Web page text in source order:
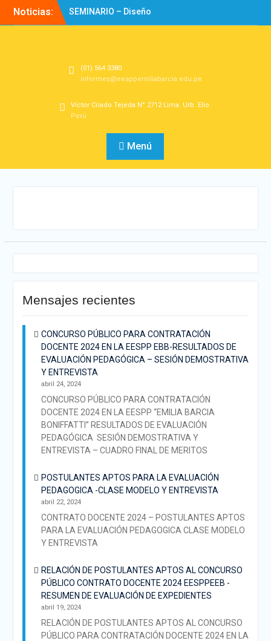
Noticias:
SEMINARIO – Diseño
Experiencias de
(01) 564 3380
informes@eesppemiliabarcia.edu.pe
Víctor Criado Tejeda N° 2712 Lima. Urb. Elio.
Perú
Menú
Mensajes recientes
CONCURSO PÚBLICO PARA CONTRATACIÓN
DOCENTE 2024 EN LA EESPP EBB-RESULTADOS DE
EVALUACIÓN PEDAGÓGICA – SESIÓN DEMOSTRATIVA
Y ENTREVISTA
abril 24, 2024
CONCURSO PÚBLICO PARA CONTRATACIÓN
DOCENTE 2024 EN LA EESPP “EMILIA BARCIA
BONIFFATTI” RESULTADOS DE EVALUACIÓN
PEDAGÓGICA SESIÓN DEMOSTRATIVA Y
ENTREVISTA – CUADRO FINAL DE MERITOS
POSTULANTES APTOS PARA LA EVALUACIÓN
PEDAGOGICA -CLASE MODELO Y ENTREVISTA
abril 22, 2024
CONTRATO DOCENTE 2024 – POSTULANTES APTOS
PARA LA EVALUACIÓN PEDAGOGICA CLASE MODELO
Y ENTREVISTA
RELACIÓN DE POSTULANTES APTOS AL CONCURSO
PÚBLICO CONTRATO DOCENTE 2024 EESPPEEB -
RESUMEN DE EVALUACIÓN DE EXPEDIENTES
abril 19, 2024
RELACIÓN DE POSTULANTES APTOS AL CONCURSO
PÚBLICO PARA CONTRATACIÓN DOCENTE 2024 EN LA